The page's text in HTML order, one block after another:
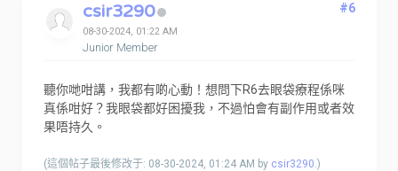
csir3290
08-30-2024, 01:22 AM
Junior Member
#6
聽你哋咁講，我都有啲心動！想問下R6去眼袋療程係咪
真係咁好？我眼袋都好困擾我，不過怕會有副作用或者效
果唔持久。
(這個帖子最後修改于: 08-30-2024, 01:24 AM by csir3290.)